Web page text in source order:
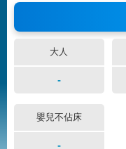
大人
-
嬰兒不佔床
-